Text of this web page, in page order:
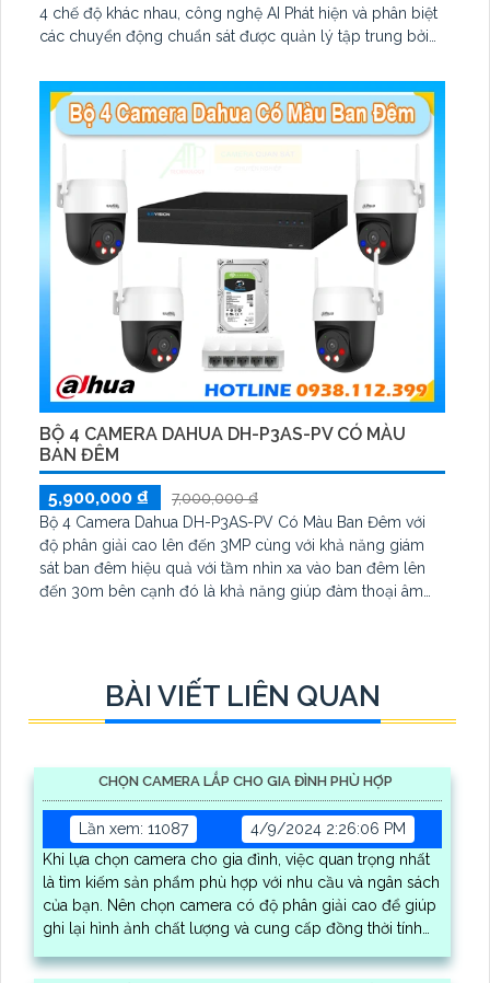
4 chế độ khác nhau, công nghệ AI Phát hiện và phân biệt
các chuyển động chuẩn sát được quản lý tập trung bởi
BỘ 4 CAMERA DAHUA DH-P3AS-PV CÓ MÀU
BAN ĐÊM
5,900,000 ₫
7,000,000 ₫
Bộ 4 Camera Dahua DH-P3AS-PV Có Màu Ban Đêm với
độ phân giải cao lên đến 3MP cùng với khả năng giám
sát ban đêm hiệu quả với tầm nhìn xa vào ban đêm lên
đến 30m bên cạnh đó là khả năng giúp đàm thoại âm
BÀI VIẾT LIÊN QUAN
CHỌN CAMERA LẮP CHO GIA ĐÌNH PHÙ HỢP
Lần xem: 11087
4/9/2024 2:26:06 PM
Khi lựa chọn camera cho gia đình, việc quan trọng nhất
là tìm kiếm sản phẩm phù hợp với nhu cầu và ngân sách
của bạn. Nên chọn camera có độ phân giải cao để giúp
ghi lại hình ảnh chất lượng và cung cấp đồng thời tính